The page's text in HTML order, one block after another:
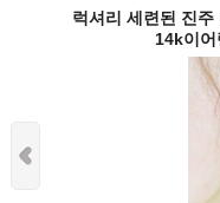
럭셔리 세련된 진
14k이